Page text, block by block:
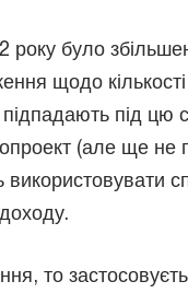
року було
щодо
підпадають під
(але ще не
використовувати
то